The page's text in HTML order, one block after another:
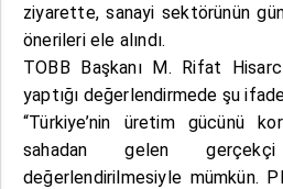
ziyarette, sanayi sektörünün
önerileri ele alındı.
TOBB Başkanı M. Rifat
yaptığı değerlendirmede şu
“Türkiye’nin üretim gücünü
sahadan gelen
değerlendirilmesiyle mümkün.